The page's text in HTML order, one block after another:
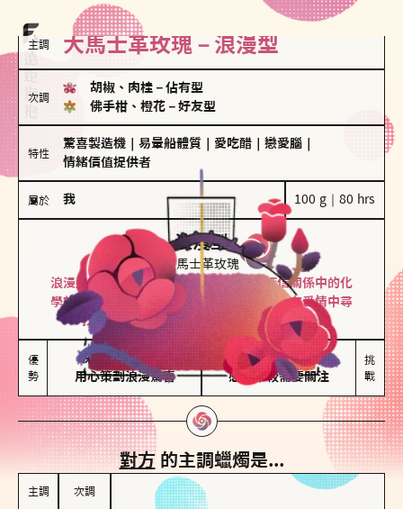
主調 大馬士革玫瑰－浪漫型
次調
胡椒、肉桂 － 佔有型
佛手柑、橙花 － 好友型
特性
驚喜製造機 易暈船體質 愛吃醋 戀愛腦
情緒價值提供者
屬於 我 100 g｜80 hrs
浪漫型
大馬士革玫瑰
浪漫型的人以激情與性吸引力為基礎，深信關係中的化
學效應，認為每次相遇都是命中註定。傾向在愛情中尋
找火花，經常表達對另一半的愛意和讚美。
優
勢
保持戀愛新鮮感
用心策劃浪漫驚喜
情緒起伏較大
感情中較需要關注
挑
戰
對方的主調蠟燭是...
主調 次調